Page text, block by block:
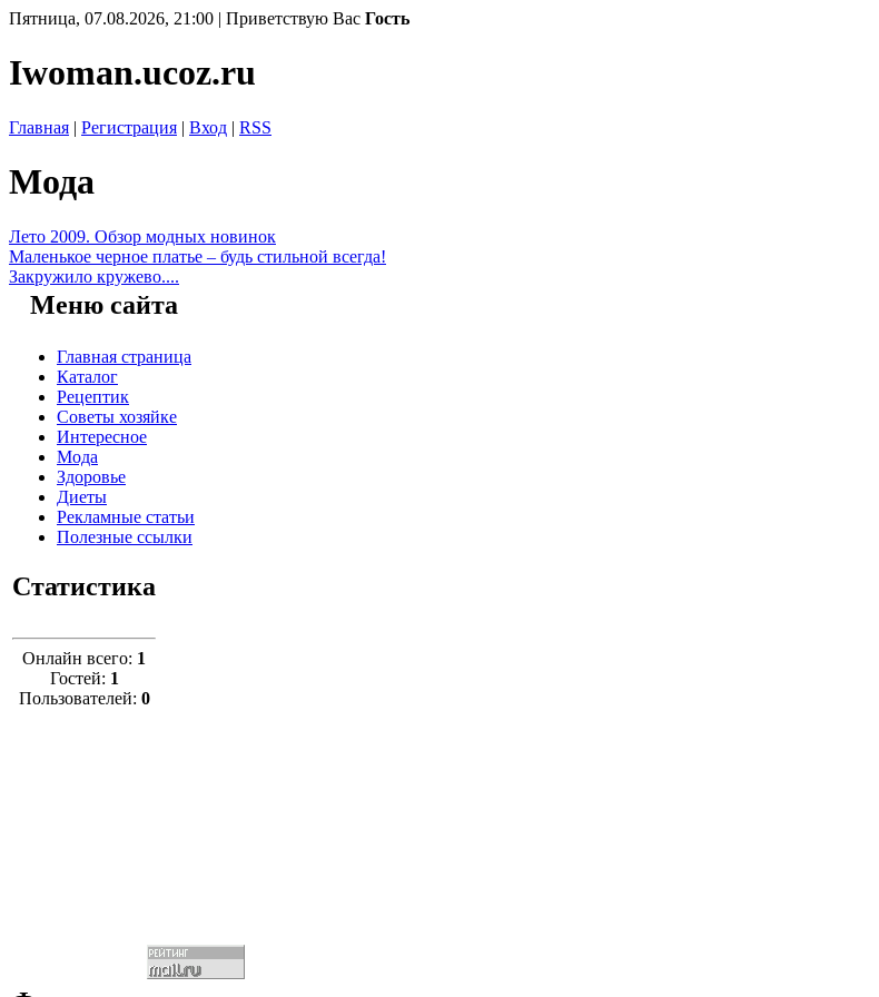
Пятница, 07.08.2026, 21:00 | Приветствую Вас Гость
Iwoman.ucoz.ru
Главная | Регистрация | Вход | RSS
Мода
Лето 2009. Обзор модных новинок
Маленькое черное платье – будь стильной всегда!
Закружило кружево....
Меню сайта
Главная страница
Каталог
Рецептик
Советы хозяйке
Интересное
Мода
Здоровье
Диеты
Рекламные статьи
Полезные ссылки
Статистика
Онлайн всего: 1
Гостей: 1
Пользователей: 0